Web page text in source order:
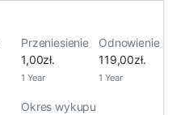
Przeniesienie
1,00zł.
1 Year
Odnowienie
119,00zł.
1 Year
Okres wykupu